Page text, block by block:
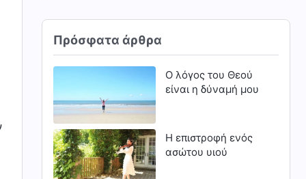
Πρόσφατα άρθρα
Ο λόγος του Θεού
είναι η δύναμή μου
Η επιστροφή ενός
ασώτου υιού